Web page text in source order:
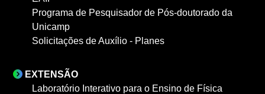
Programa de Pesquisador de Pós-doutorado da
Unicamp
Solicitações de Auxílio - Planes
EXTENSÃO
Laboratório Interativo para o Ensino de Física